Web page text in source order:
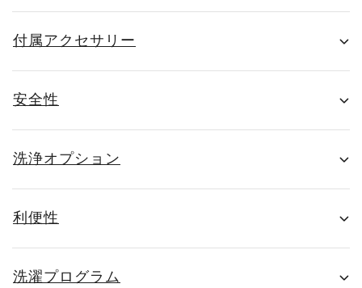
付属アクセサリー
安全性
洗浄オプション
利便性
洗濯プログラム